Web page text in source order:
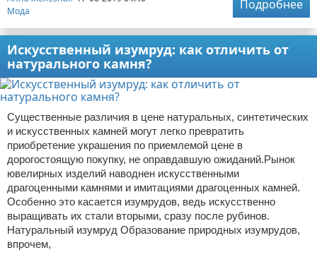
Мода
Подробнее
Искусственный изумруд: как отличить от
натурального камня?
Существенные различия в цене натуральных, синтетических
и искусственных камней могут легко превратить
приобретение украшения по приемлемой цене в
дорогостоящую покупку, не оправдавшую ожиданий.Рынок
ювелирных изделий наводнен искусственными
драгоценными камнями и имитациями драгоценных камней.
Особенно это касается изумрудов, ведь искусственно
выращивать их стали вторыми, сразу после рубинов.
Натуральный изумруд Образование природных изумрудов,
впрочем,